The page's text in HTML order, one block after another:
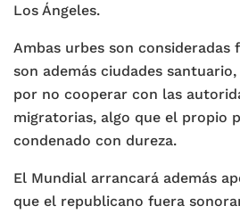
Los Ángeles.
Ambas urbes son consideradas
son además ciudades
por no cooperar con las
migratorias, algo que el propio
condenado con dureza.
El Mundial arrancará además
que el republicano fuera